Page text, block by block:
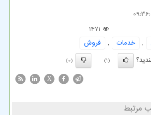
1471
, خدمات ,
فروش
(1)
(0)
X
مرتبط